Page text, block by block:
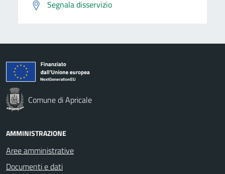
Segnala disservizio
Comune di Apricale
AMMINISTRAZIONE
Aree amministrative
Documenti e dati